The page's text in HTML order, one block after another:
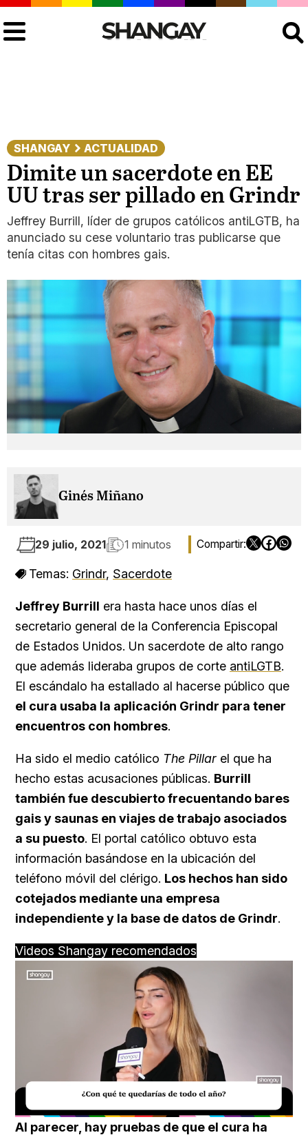
SHANGAY ACTUALIDAD
Dimite un sacerdote en EE
UU tras ser pillado en Grindr
Jeffrey Burrill, líder de grupos católicos antiLGTB, ha
anunciado su cese voluntario tras publicarse que
tenía citas con hombres gais.
Ginés Miñano
29 julio, 2021 1 minutos
Temas: Grindr, Sacerdote
Jeffrey Burrill era hasta hace unos días el
secretario general de la Conferencia Episcopal
de Estados Unidos. Un sacerdote de alto rango
que además lideraba grupos de corte antiLGTB.
El escándalo ha estallado al hacerse público que
el cura usaba la aplicación Grindr para tener
encuentros con hombres.
Ha sido el medio católico The Pillar el que ha
hecho estas acusaciones públicas. Burrill
también fue descubierto frecuentando bares
gais y saunas en viajes de trabajo asociados
a su puesto. El portal católico obtuvo esta
información basándose en la ubicación del
teléfono móvil del clérigo. Los hechos han sido
cotejados mediante una empresa
independiente y la base de datos de Grindr.
Videos Shangay recomendados
Unmute Loaded:
39.56%
Al parecer, hay pruebas de que el cura ha